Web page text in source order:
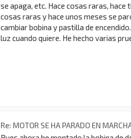
se apaga, etc. Hace cosas raras, hace
cosas raras y hace unos meses se
cambiar bobina y pastilla de
luz cuando quiere. He hecho varias
Re: MOTOR SE HA PARADO EN